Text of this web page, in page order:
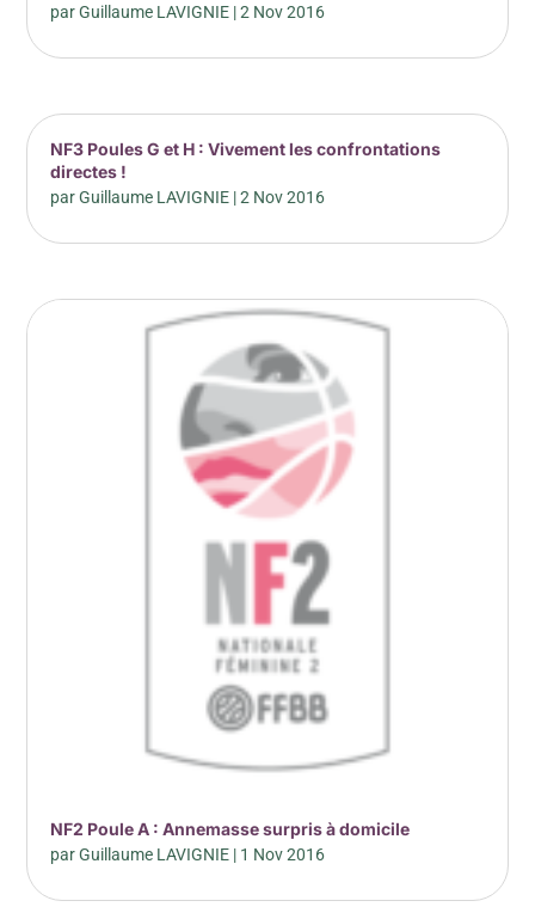
parGuillaume LAVIGNIE |2 Nov 2016
NF3 Poules G et H : Vivement les confrontations
directes !
parGuillaume LAVIGNIE |2 Nov 2016
NF2 Poule A : Annemasse surpris à domicile
parGuillaume LAVIGNIE | 1 Nov 2016